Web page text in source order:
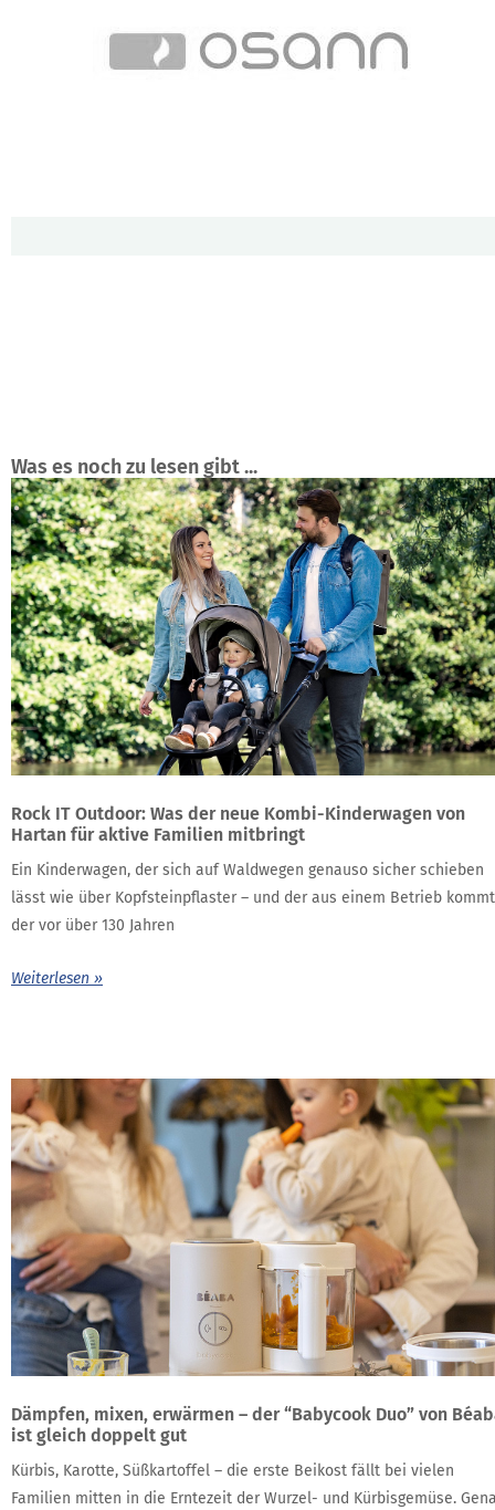
Was es noch zu lesen gibt ...
Rock IT Outdoor: Was der neue Kombi-Kinderwagen von
Hartan für aktive Familien mitbringt
Ein Kinderwagen, der sich auf Waldwegen genauso sicher schieben
lässt wie über Kopfsteinpflaster – und der aus einem Betrieb
der vor über 130 Jahren
Weiterlesen »
Dämpfen, mixen, erwärmen – der “Babycook Duo” von
ist gleich doppelt gut
Kürbis, Karotte, Süßkartoffel – die erste Beikost fällt bei vielen
Familien mitten in die Erntezeit der Wurzel- und Kürbisgemüse.